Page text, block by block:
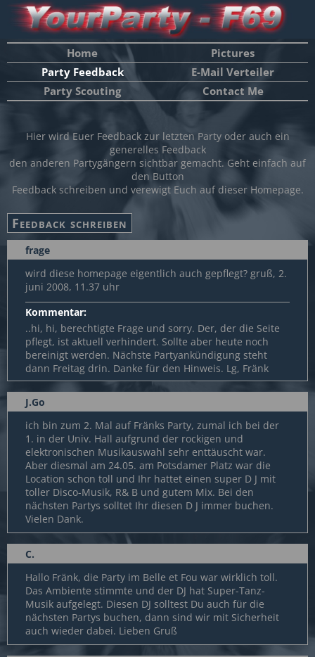
Home
Pictures
Party Feedback
E-Mail Verteiler
Party Scouting
Contact Me
Hier wird Euer Feedback zur letzten Party oder auch ein
generelles Feedback
den anderen Partygängern sichtbar gemacht. Geht einfach auf
den Button
Feedback schreiben und verewigt Euch auf dieser Homepage.
frage
wird diese homepage eigentlich auch gepflegt? gruß, 2.
juni 2008, 11.37 uhr
Kommentar:
..hi, hi, berechtigte Frage und sorry. Der, der die Seite
pflegt, ist aktuell verhindert. Sollte aber heute noch
bereinigt werden. Nächste Partyankündigung steht
dann Freitag drin. Danke für den Hinweis. Lg, Fränk
J.Go
ich bin zum 2. Mal auf Fränks Party, zumal ich bei der
1. in der Univ. Hall aufgrund der rockigen und
elektronischen Musikauswahl sehr enttäuscht war.
Aber diesmal am 24.05. am Potsdamer Platz war die
Location schon toll und Ihr hattet einen super D J mit
toller Disco-Musik, R& B und gutem Mix. Bei den
nächsten Partys solltet Ihr diesen D J immer buchen.
Vielen Dank.
C.
Hallo Fränk, die Party im Belle et Fou war wirklich toll.
Das Ambiente stimmte und der DJ hat Super-Tanz-
Musik aufgelegt. Diesen DJ solltest Du auch für die
nächsten Partys buchen, dann sind wir mit Sicherheit
auch wieder dabei. Lieben Gruß